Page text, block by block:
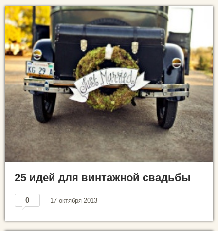
25 идей для винтажной свадьбы
0 17 октября 2013